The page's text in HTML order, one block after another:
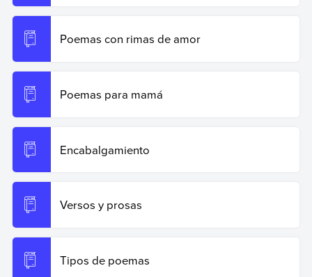
Poemas con rimas de amor
Poemas para mamá
Encabalgamiento
Versos y prosas
Tipos de poemas